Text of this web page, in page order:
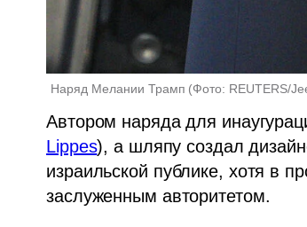
Наряд Мелании Трамп (Фото: REUTERS/
Автором наряда для
Lippes), а шляпу создал
израильской публике, хотя в
заслуженным авторитетом.